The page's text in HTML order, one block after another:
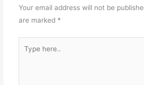
Your email address will not be
are marked *
here..